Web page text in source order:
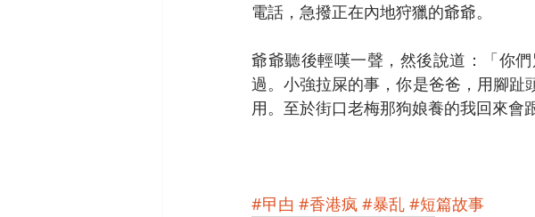
電話，急撥正在內地狩獵的爺爺。
爺爺聽後輕嘆一聲，然後說道：「你
過。小強拉屎的事，你是爸爸，用腳
用。至於街口老梅那狗娘養的我回來會
#曱甴 #香港疯 #暴乱 #短篇故事